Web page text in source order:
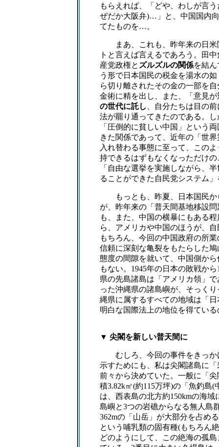
もらえれば、「どや、わしが言
ぜだか大阪弁)…」と、中国国内
てたものを…。
まあ、これも、昨年来の日米
トと言えば言えるであろう。田
産党政権と ズルズルの関係を結ん
う形で日本国民の税金を湯水の
ら切り離されたその金の一部を
金術に精を出し、また、「意見
の世代に託し 、自分たちは目の
法が罷り通ってきたのである。
「圧倒的に貧しい中国」という
きた関係であって、近年の「世
入れ替わる事態に至って、この
持できるはずもなくなっただけ
「自由な選挙を実施しながら、
ることができた自民党システム
もっとも、昨夏、日本国民か
が、昨年来の「普天間基地移設
も、また、中国の横暴にもある
ら、アメリカや中国のほうが、
もちろん、今回の中国政府の所
信頼に深刻な亀裂をもたらした
態度の間隙を就いて、中国側か
もない。1945年の日本の敗戦か
県の先島諸島は「アメリカ領」
った沖縄県の諸島嶼が、そっく
縄県に属するすべての地域は「
明白な国際法上の地位を得てい
▼ 尖閣を新しい普天間に
むしろ、今回の事件をきっか
示すためにも、私は尖閣諸島に
前々から決めていた。一般に「
積3.82k㎡(約115万坪)の「魚釣島
は、西表島の北方約150kmの海
島嶼と3つの岩礁からなる無人島
362mの「山岳」が大部分を占め
という哺乳類の固有種(もちろ
どのようにして、この絶海の孤